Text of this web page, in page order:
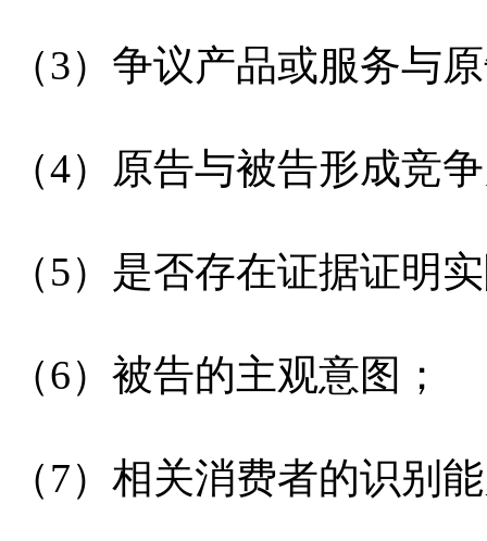
（3）争议产品或服务与
（4）原告与被告形成竞
（5）是否存在证据证明
（6）被告的主观意图；
（7）相关消费者的识别